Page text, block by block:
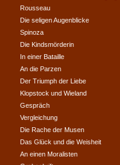
Rousseau
Die seligen Augenblicke
Spinoza
Die Kindsmörderin
In einer Bataille
An die Parzen
Der Triumph der Liebe
Klopstock und Wieland
Gespräch
Vergleichung
Die Rache der Musen
Das Glück und die Weisheit
An einen Moralisten